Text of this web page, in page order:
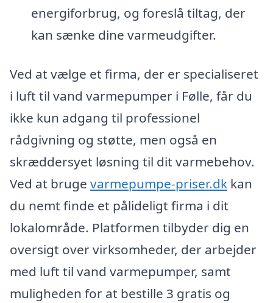
energiforbrug, og foreslå tiltag, der
kan sænke dine varmeudgifter.
Ved at vælge et firma, der er specialiseret
i luft til vand varmepumper i Følle, får du
ikke kun adgang til professionel
rådgivning og støtte, men også en
skræddersyet løsning til dit varmebehov.
Ved at bruge varmepumpe-priser.dk kan
du nemt finde et pålideligt firma i dit
lokalområde. Platformen tilbyder dig en
oversigt over virksomheder, der arbejder
med luft til vand varmepumper, samt
muligheden for at bestille 3 gratis og